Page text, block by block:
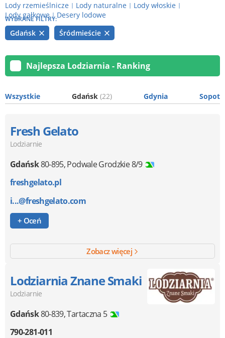
Lody rzemieślnicze | Lody naturalne | Lody włoskie |
Lody gałkowe | Desery lodowe
WYBRANE FILTRY:
Gdańsk Śródmieście
Najlepsza Lodziarnia - Ranking
Wszystkie Gdańsk (22) Gdynia Sopot
Fresh Gelato
Lodziarnie
Gdańsk80-895,Podwale Grodzkie 8/9
freshgelato.pl
i...@freshgelato.com
+ Oceń
Zobacz więcej
Lodziarnia Znane Smaki
Lodziarnie
Gdańsk80-839,Tartaczna 5
790-281-011